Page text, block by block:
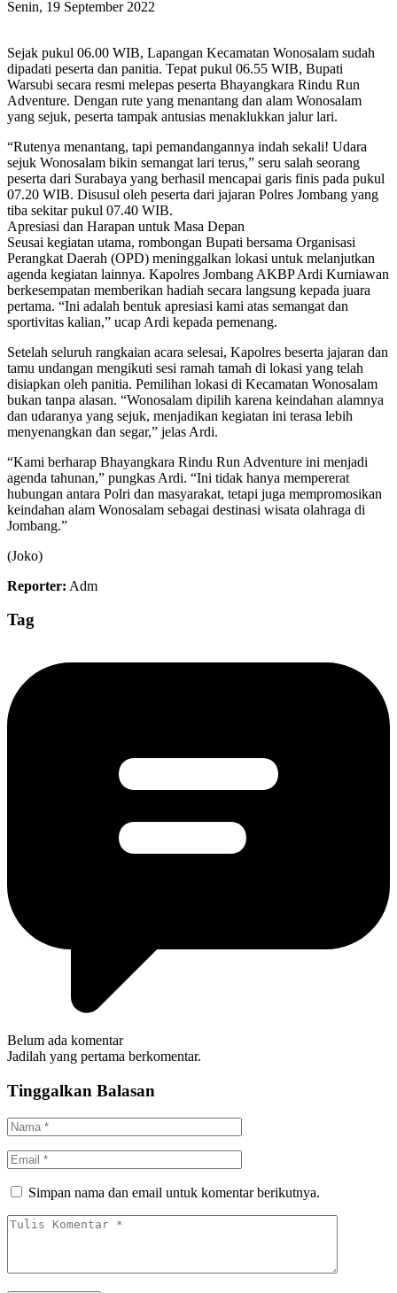
Senin, 19 September 2022
Sejak pukul 06.00 WIB, Lapangan Kecamatan Wonosalam sudah
dipadati peserta dan panitia. Tepat pukul 06.55 WIB, Bupati
Warsubi secara resmi melepas peserta Bhayangkara Rindu Run
Adventure. Dengan rute yang menantang dan alam Wonosalam
yang sejuk, peserta tampak antusias menaklukkan jalur lari.
“Rutenya menantang, tapi pemandangannya indah sekali! Udara
sejuk Wonosalam bikin semangat lari terus,” seru salah seorang
peserta dari Surabaya yang berhasil mencapai garis finis pada pukul
07.20 WIB. Disusul oleh peserta dari jajaran Polres Jombang yang
tiba sekitar pukul 07.40 WIB.
Apresiasi dan Harapan untuk Masa Depan
Seusai kegiatan utama, rombongan Bupati bersama Organisasi
Perangkat Daerah (OPD) meninggalkan lokasi untuk melanjutkan
agenda kegiatan lainnya. Kapolres Jombang AKBP Ardi Kurniawan
berkesempatan memberikan hadiah secara langsung kepada juara
pertama. “Ini adalah bentuk apresiasi kami atas semangat dan
sportivitas kalian,” ucap Ardi kepada pemenang.
Setelah seluruh rangkaian acara selesai, Kapolres beserta jajaran dan
tamu undangan mengikuti sesi ramah tamah di lokasi yang telah
disiapkan oleh panitia. Pemilihan lokasi di Kecamatan Wonosalam
bukan tanpa alasan. “Wonosalam dipilih karena keindahan alamnya
dan udaranya yang sejuk, menjadikan kegiatan ini terasa lebih
menyenangkan dan segar,” jelas Ardi.
“Kami berharap Bhayangkara Rindu Run Adventure ini menjadi
agenda tahunan,” pungkas Ardi. “Ini tidak hanya mempererat
hubungan antara Polri dan masyarakat, tetapi juga mempromosikan
keindahan alam Wonosalam sebagai destinasi wisata olahraga di
Jombang.”
(Joko)
Reporter: Adm
Tag
Belum ada komentar
Jadilah yang pertama berkomentar.
Tinggalkan Balasan
Simpan nama dan email untuk komentar berikutnya.